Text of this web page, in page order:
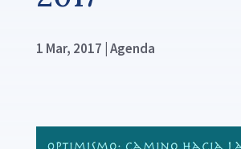
1 Mar, 2017 Agenda